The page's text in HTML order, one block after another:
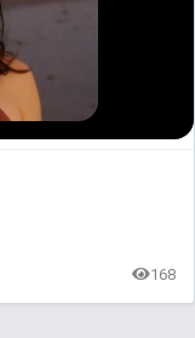
168